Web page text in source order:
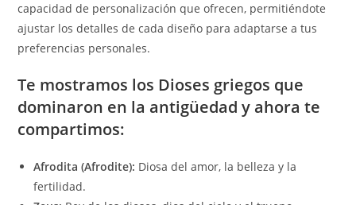
capacidad de personalización que ofrecen, permitiéndote
ajustar los detalles de cada diseño para adaptarse a tus
preferencias personales.
Te mostramos los Dioses griegos que
dominaron en la antigüedad y ahora te
compartimos:
Afrodita (Afrodite): Diosa del amor, la belleza y la
fertilidad.